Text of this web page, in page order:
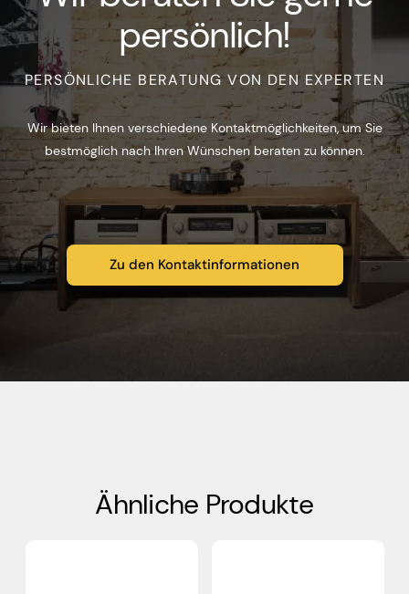
persönlich!
PERSÖNLICHE BERATUNG VON DEN EXPERTEN
Wir bieten Ihnen verschiedene Kontaktmöglichkeiten, um Sie
bestmöglich nach Ihren Wünschen beraten zu können.
Zu den Kontaktinformationen
Ähnliche Produkte